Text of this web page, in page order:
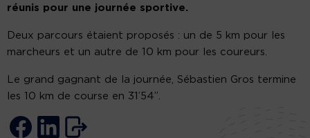
réunis pour une journée sportive.
Deux parcours étaient proposés : un de 5 km pour les
marcheurs et un autre de 10 km pour les coureurs.
Le grand gagnant de la journée, Sébastien Gros termine
les 10 km de course en 31’54’’.